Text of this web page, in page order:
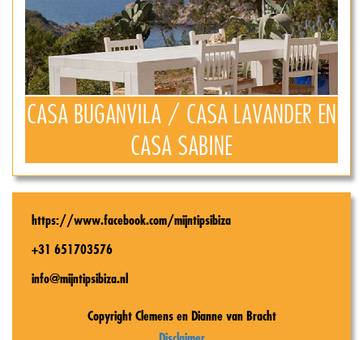
CASA BUGANVILA / CASA LAVANDER EN
CASA SABINE
https://www.facebook.com/mijntipsibiza
+31 651703576
info@mijntipsibiza.nl
Copyright Clemens en Dianne van Bracht